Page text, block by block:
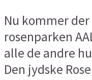
Nu kommer
rosenparken
alle de andre
Den jydske